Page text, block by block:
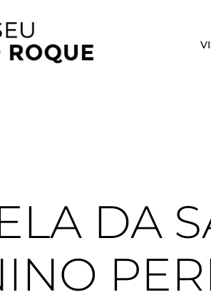
DA